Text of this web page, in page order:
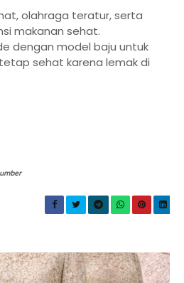
olahraga teratur, serta
makanan sehat.
dengan model baju untuk
sehat karena lemak di